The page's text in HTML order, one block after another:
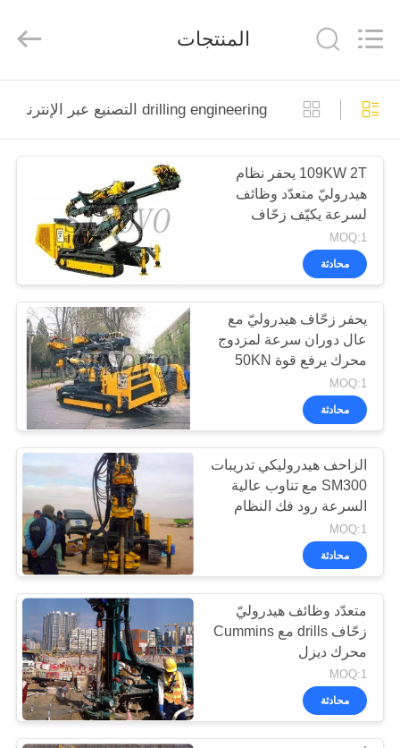
الصفحة
الرئيسية
منتجات
عرض
الواقع
الافتراضي
معلومات
جولة
في
المعمل
مراقبة
الجودة
اتصل
الدردشة
ελληνικά
本語
Tiếng
ไทย
المورد.
Industry
Rights
Reserved.
المنتجات
drilling engineering التصنيع عبر الإنترنت
109KW 2T يحفر نظام
هيدروليّ متعدّد وظائف
لسرعة يكيّف زحّاف
هيدروليّ
MOQ:1
محادثة
يحفر زحّاف هيدروليّ مع
عال دوران سرعة لمزدوج
محرك يرفع قوة 50KN
MOQ:1
محادثة
الزاحف هيدروليكي تدريبات
SM300 مع تناوب عالية
السرعة رود فك النظام
MOQ:1
محادثة
متعدّد وظائف هيدروليّ
زحّاف drills مع Cummins
محرك ديزل
MOQ:1
محادثة